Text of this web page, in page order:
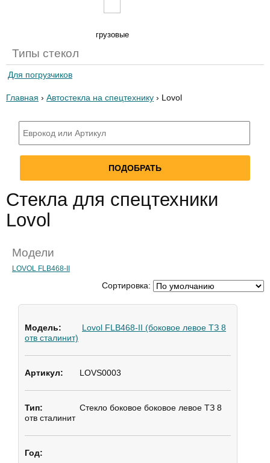
грузовые
Типы стекол
Для погрузчиков
Главная › Автостекла на спецтехнику › Lovol
Стекла для спецтехники
Lovol
Модели
LOVOL FLB468-II
Сортировка:
Lovol FLB468-II (боковое левое ТЗ 8
отв сталинит)
LOVS0003
Стекло боковое боковое левое ТЗ 8
отв сталинит